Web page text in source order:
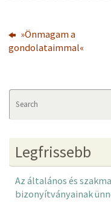
»Önmagam a
gondolataimmal«
Legfrissebb
Az általános és
bizonyítványainak